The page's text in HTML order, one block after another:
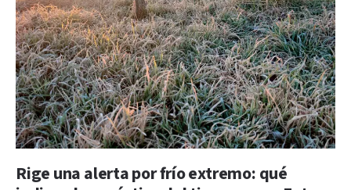
Rige una alerta por frío extremo: qué